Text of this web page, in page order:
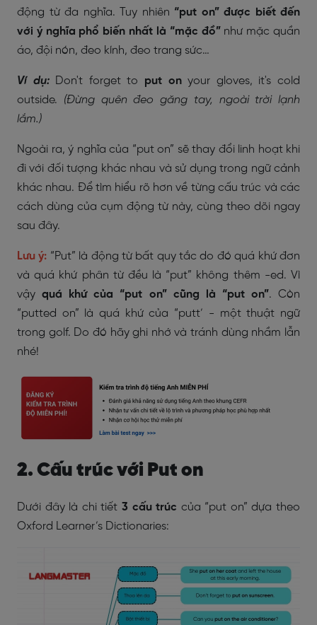
động từ đa nghĩa. Tuy nhiên “put on” được biết đến
với ý nghĩa phổ biến nhất là “mặc đồ” như mặc quần
áo, đội nón, đeo kính, đeo trang sức…
Ví dụ:Don't forget to put onyour gloves, it's cold
outside. (Đừng quên đeo găng tay, ngoài trời lạnh
lắm.)
Ngoài ra, ý nghĩa của “put on” sẽ thay đổi linh hoạt khi
đi với đối tượng khác nhau và sử dụng trong ngữ cảnh
khác nhau. Để tìm hiểu rõ hơn về từng cấu trúc và các
cách dùng của cụm động từ này, cùng theo dõi ngay
sau đây.
Lưu ý: “Put” là động từ bất quy tắc do đó quá khứ đơn
và quá khứ phân từ đều là “put” không thêm -ed. Vì
vậyquá khứ của “put on” cũng là “put on”. Còn
“putted on” là quá khứ của “putt’ - một thuật ngữ
trong golf. Do đó hãy ghi nhớ và tránh dùng nhầm lẫn
nhé!
2. Cấu trúc với Put on
Dưới đây là chi tiết 3 cấu trúc của “put on” dựa theo
Oxford Learner’s Dictionaries: